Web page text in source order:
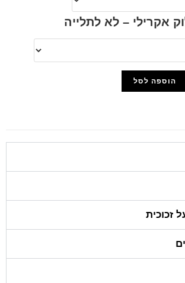
אקרילי – לא לתלייה
הוספה לסל
זכוכית